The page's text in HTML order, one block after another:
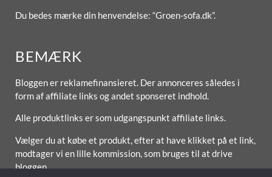
Du bedes mærke din henvendelse: “Groen-sofa.dk”.
BEMÆRK
Bloggen er reklamefinansieret. Der annonceres således i
form af affiliate links og andet sponseret indhold.
Alle produktlinks er som udgangspunkt affiliate links.
Vælger du at købe et produkt, efter at have klikket på et link,
modtager vi en lille kommission, som bruges til at drive
bloggen.